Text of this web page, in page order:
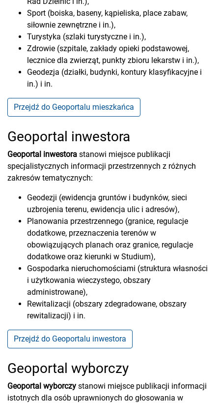
Sport (boiska, baseny, kąpieliska, place zabaw,
siłownie zewnętrzne i in.),
Turystyka (szlaki turystyczne i in.),
Zdrowie (szpitale, zakłady opieki podstawowej,
lecznice dla zwierząt, punkty zbioru lekarstw i in.),
Geodezja (działki, budynki, kontury klasyfikacyjne i
in.) i in.
Przejdź do Geoportalu mieszkańca
Geoportal inwestora
Geoportal inwestora stanowi miejsce publikacji
specjalistycznych informacji przestrzennych z różnych
zakresów tematycznych:
Geodezji (ewidencja gruntów i budynków, sieci
uzbrojenia terenu, ewidencja ulic i adresów),
Planowania przestrzennego (granice, regulacje
dodatkowe, przeznaczenia terenów w
obowiązujących planach oraz granice, regulacje
dodatkowe oraz kierunki w Studium),
Gospodarka nieruchomościami (struktura własności
i użytkowania wieczystego, obszary
administrowane),
Rewitalizacji (obszary zdegradowane, obszary
rewitalizacji) i in.
Przejdź do Geoportalu inwestora
Geoportal wyborczy
Geoportal wyborczy stanowi miejsce publikacji informacji
istotnych dla osób uprawnionych do głosowania w